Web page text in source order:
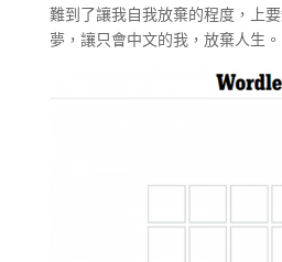
難到了讓我自我放棄的程度，上
夢，讓只會中文的我，放棄人生。